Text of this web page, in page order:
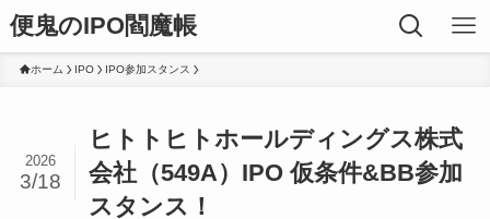
便鬼のIPO閻魔帳
ホーム IPO IPO参加スタンス
ヒトトヒトホールディングス株式
会社（549A）IPO 仮条件&BB参加
スタンス！
2026
3/18